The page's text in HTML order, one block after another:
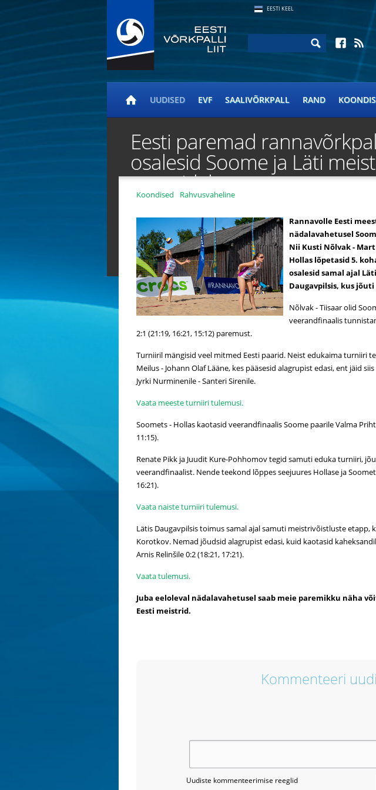
EESTI KEEL
UUDISED EVF SAALIVÕRKPALL RAND KOONDIS
Koondised Rahvusvaheline
Rannavolle Eesti
nädalavahetusel
Nii Kusti Nõlvak -
Hollas lõpetasid 5.
osalesid samal ajal
Daugavpilsis, kus
Nõlvak - Tiisaar olid
veerandfinaalis
2:1 (21:19, 16:21, 15:12) paremust.
Turniiril mängisid veel mitmed Eesti paarid. Neist edukaima turniiri
Meilus - Johann Olaf Lääne, kes pääsesid alagrupist edasi, ent jäid
Jyrki Nurminenile - Santeri Sirenile.
Vaata meeste turniiri tulemusi.
Soomets - Hollas kaotasid veerandfinaalis Soome paarile Valma
11:15).
Renate Pikk ja Juudit Kure-Pohhomov tegid samuti eduka turniiri,
veerandfinaalist. Nende teekond lõppes seejuures Hollase ja
16:21).
Vaata naiste turniiri tulemusi.
Lätis Daugavpilsis toimus samal ajal samuti meistrivõistluste etapp,
Korotkov. Nemad jõudsid alagrupist edasi, kuid kaotasid
Arnis Relinšile 0:2 (18:21, 17:21).
Vaata tulemusi.
Juba eeloleval nädalavahetusel saab meie paremikku näha
Eesti meistrid.
Kommenteeri
Uudiste kommenteerimise reeglid
Eesti paremad
osalesid Soome ja Läti
etappidel
Avaleht / Uudised